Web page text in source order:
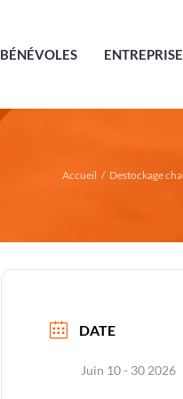
BÉNÉVOLES
Accueil / Destockage
DATE
Juin 10 - 30 2026